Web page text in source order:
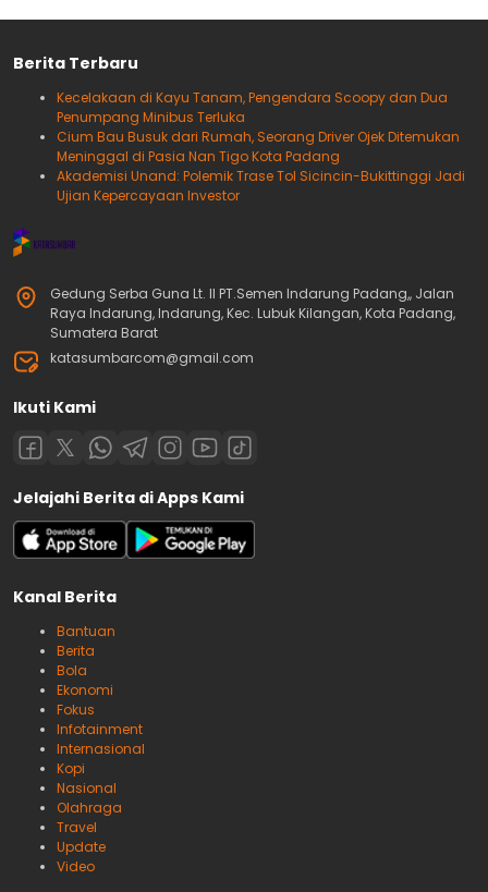
Berita Terbaru
Kecelakaan di Kayu Tanam, Pengendara Scoopy dan Dua
Penumpang Minibus Terluka
Cium Bau Busuk dari Rumah, Seorang Driver Ojek Ditemukan
Meninggal di Pasia Nan Tigo Kota Padang
Akademisi Unand: Polemik Trase Tol Sicincin-Bukittinggi Jadi
Ujian Kepercayaan Investor
Gedung Serba Guna Lt. II PT.Semen Indarung Padang,, Jalan
Raya Indarung, Indarung, Kec. Lubuk Kilangan, Kota Padang,
Sumatera Barat
katasumbarcom@gmail.com
Ikuti Kami
Jelajahi Berita di Apps Kami
Kanal Berita
Bantuan
Berita
Bola
Ekonomi
Fokus
Infotainment
Internasional
Kopi
Nasional
Olahraga
Travel
Update
Video